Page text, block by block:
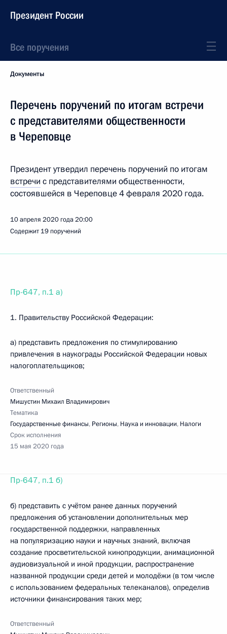
Президент России
Все поручения
Документы
Перечень поручений по итогам встречи
с представителями общественности
в Череповце
Президент утвердил перечень поручений по итогам
встречи с представителями общественности,
состоявшейся в Череповце 4 февраля 2020 года.
10 апреля 2020 года20:00
Содержит 19 поручений
Пр-647, п.1 а)
1. Правительству Российской Федерации:
а) представить предложения по стимулированию
привлечения в наукограды Российской Федерации новых
налогоплательщиков;
Ответственный
Мишустин Михаил Владимирович
Тематика
Государственные финансы, Регионы, Наука и инновации, Налоги
Срок исполнения
15 мая 2020 года
Пр-647, п.1 б)
б) представить с учётом ранее данных поручений
предложения об установлении дополнительных мер
государственной поддержки, направленных
на популяризацию науки и научных знаний, включая
создание просветительской кинопродукции, анимационной
аудиовизуальной и иной продукции, распространение
названной продукции среди детей и молодёжи (в том числе
с использованием федеральных телеканалов), определив
источники финансирования таких мер;
Ответственный